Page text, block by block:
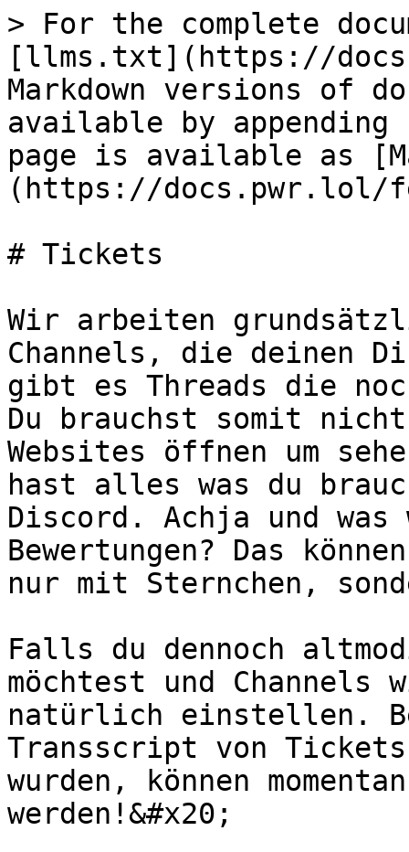
> For the complete
[llms.txt](https://
Markdown versions of
available by
page is available as
(https://docs.pwr.lol/
# Tickets
Wir arbeiten
Channels, die deinen
gibt es Threads die
Du brauchst somit
Websites öffnen um
hast alles was du
Discord. Achja und
Bewertungen? Das
nur mit Sternchen,
Falls du dennoch
möchtest und
natürlich einstellen.
Transscript von
wurden, können
werden!&#x20;